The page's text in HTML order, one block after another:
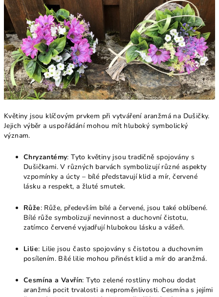
Květiny jsou klíčovým prvkem při vytváření aranžmá na Dušičky.
Jejich výběr a uspořádání mohou mít hluboký symbolický
význam.
Chryzantémy: Tyto květiny jsou tradičně spojovány s
Dušičkami. V různých barvách symbolizují různé aspekty
vzpomínky a úcty – bílé představují klid a mír, červené
lásku a respekt, a žluté smutek.
Růže: Růže, především bílé a červené, jsou také oblíbené.
Bílé růže symbolizují nevinnost a duchovní čistotu,
zatímco červené vyjadřují hlubokou lásku a vášeň.
Lilie: Lilie jsou často spojovány s čistotou a duchovním
posílením. Bílé lilie mohou přinést klid a mír do aranžmá.
Cesmína a Vavřín: Tyto zelené rostliny mohou dodat
aranžmá pocit trvalosti a neproměnlivosti. Cesmína s jejími